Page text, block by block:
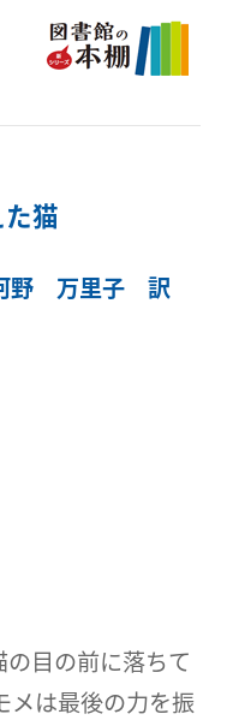
猫
野 万里子 訳
の目の前に落ちて
メは最後の力を振